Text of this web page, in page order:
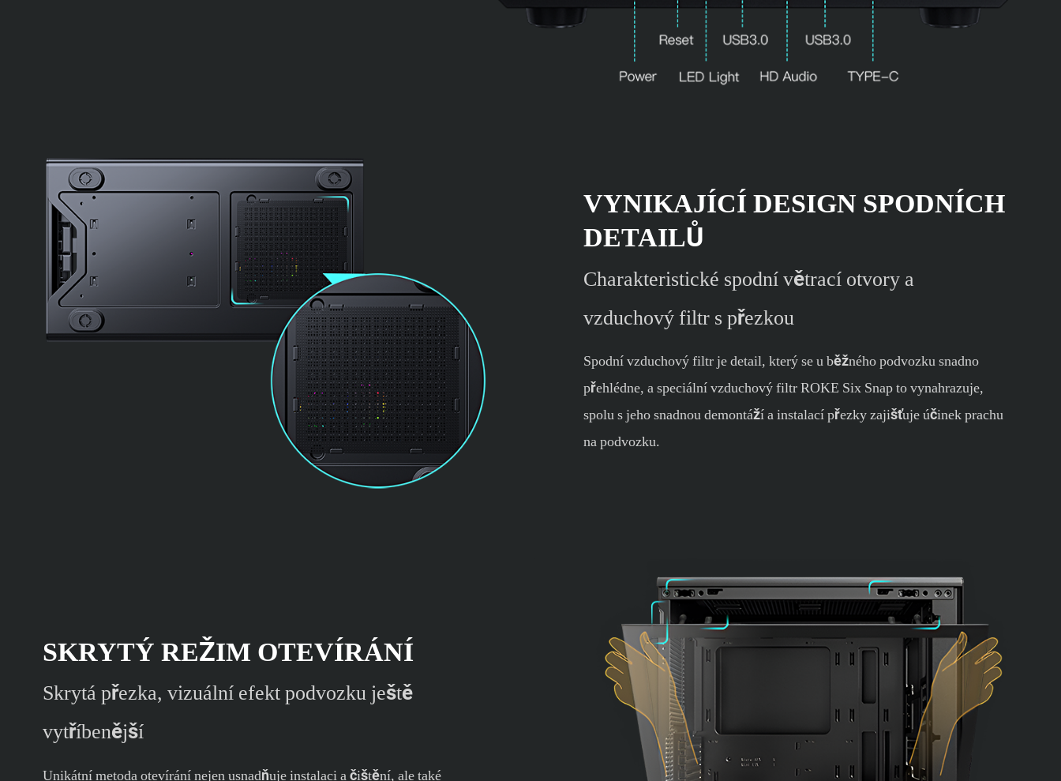
VYNIKAJÍCÍ DESIGN SPODNÍCH
DETAILŮ
Charakteristické spodní větrací otvory a
vzduchový filtr s přezkou
Spodní vzduchový filtr je detail, který se u běžného podvozku snadno
přehlédne, a speciální vzduchový filtr ROKE Six Snap to vynahrazuje,
spolu s jeho snadnou demontáží a instalací přezky zajišťuje účinek prachu
na podvozku.
SKRYTÝ REŽIM OTEVÍRÁNÍ
Skrytá přezka, vizuální efekt podvozku ještě
vytříbenější
Unikátní metoda otevírání nejen usnadňuje instalaci a čištění, ale také